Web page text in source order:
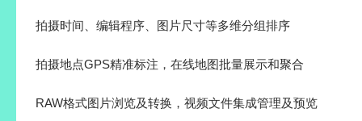
拍摄时间、编辑程序、图片尺寸等多维分组排序
拍摄地点GPS精准标注，在线地图批量展示和聚合
RAW格式图片浏览及转换，视频文件集成管理及预览